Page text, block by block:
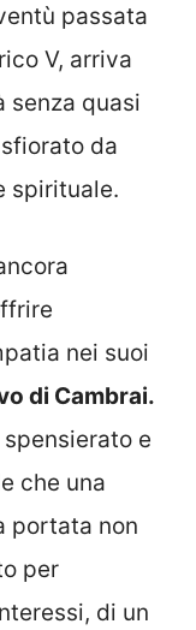
passata
V, arriva
senza quasi
da
spirituale.
nei suoi
di Cambrai.
e
che una
portata non
per
di un